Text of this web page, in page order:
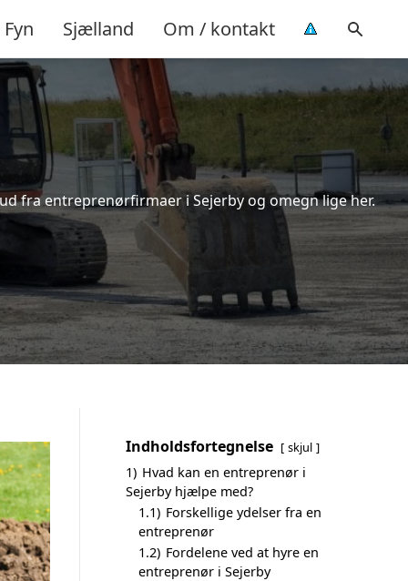
Fyn Sjælland Om / kontakt
fra entreprenørfirmaer i Sejerby og omegn lige her.
Indholdsfortegnelse skjul
1) Hvad kan en entreprenør i
Sejerby hjælpe med?
1.1) Forskellige ydelser fra en
entreprenør
1.2) Fordelene ved at hyre en
entreprenør i Sejerby